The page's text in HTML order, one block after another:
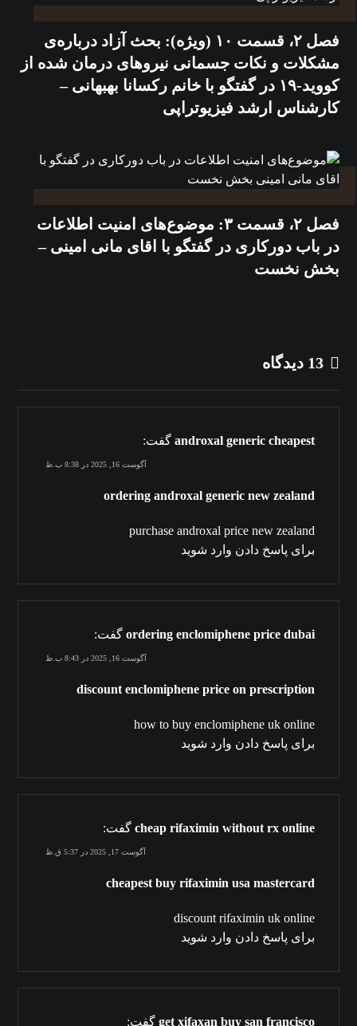
فصل ۲، قسمت ۱۰ (ویژه): بحث آزاد درباره‌ی
مشکلات و نکات جسمانی نیروهای درمان شده از
کووید-۱۹ در گفتگو با خانم رکسانا بهبهانی –
کارشناس ارشد فیزیوتراپی
فصل ۲، قسمت ۳: موضوع‌های امنیت اطلاعات
در باب دورکاری در گفتگو با اقای مانی امینی –
بخش نخست
13 دیدگاه
androxal generic cheapest گفت:
آگوست 16, 2025 در 8:38 ب.ظ
ordering androxal generic new zealand
purchase androxal price new zealand
برای پاسخ دادن وارد شوید
ordering enclomiphene price dubai گفت:
آگوست 16, 2025 در 8:43 ب.ظ
discount enclomiphene price on prescription
how to buy enclomiphene uk online
برای پاسخ دادن وارد شوید
cheap rifaximin without rx online گفت:
آگوست 17, 2025 در 5:37 ق.ظ
cheapest buy rifaximin usa mastercard
discount rifaximin uk online
برای پاسخ دادن وارد شوید
get xifaxan buy san francisco گفت: